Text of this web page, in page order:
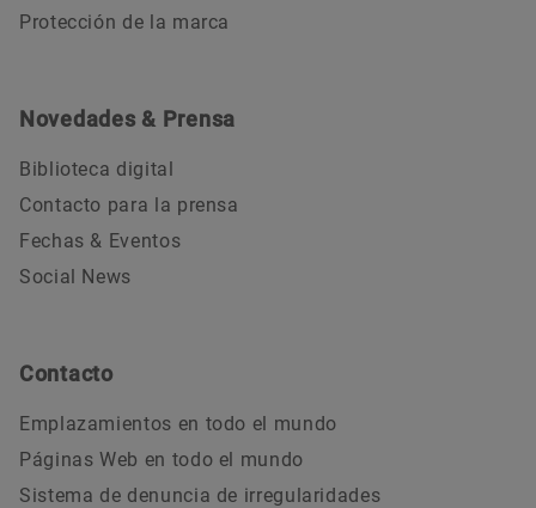
Protección de la marca
Novedades & Prensa
Biblioteca digital
Contacto para la prensa
Fechas & Eventos
Social News
Contacto
Emplazamientos en todo el mundo
Páginas Web en todo el mundo
Sistema de denuncia de irregularidades